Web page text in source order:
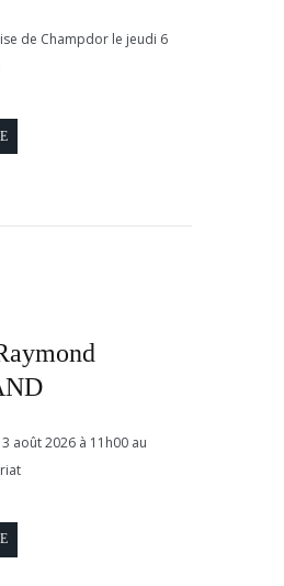
de Champdor le jeudi 6
août 2026 à 11h00 au